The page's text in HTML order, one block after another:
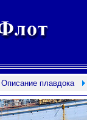
Описание плавдока